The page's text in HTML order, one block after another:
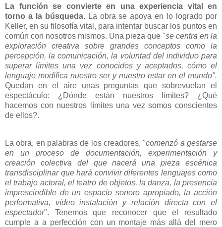
La función se convierte en una experiencia vital en
torno a la búsqueda. La obra se apoya en lo logrado por
Keller, en su filosofía vital, para intentar buscar los puntos en
común con nosotros mismos. Una pieza que "se centra en la
exploración creativa sobre grandes conceptos como la
percepción, la comunicación, la voluntad del individuo para
superar límites una vez conocidos y aceptados, cómo el
lenguaje modifica nuestro ser y nuestro estar en el mundo".
Quedan en el aire unas preguntas que sobrevuelan el
espectáculo: ¿Dónde están nuestros límites? ¿Qué
hacemos con nuestros límites una vez somos conscientes
de ellos?.
La obra, en palabras de los creadores, "comenzó a gestarse
en un proceso de documentación, experimentación y
creación colectiva del que nacerá una pieza escénica
transdisciplinar que hará convivir diferentes lenguajes como
el trabajo actoral, el teatro de objetos, la danza, la presencia
imprescindible de un espacio sonoro apropiado, la acción
performativa, vídeo instalación y relación directa con el
espectador". Tenemos que reconocer que el resultado
cumple a a perfección con un montaje más allá del mero